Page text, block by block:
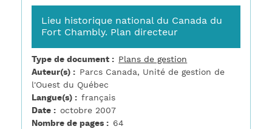
Lieu historique national du Canada du
Fort Chambly. Plan directeur
Type de document
Plans de gestion
Auteur(s)
Parcs Canada, Unité de gestion de
l'Ouest du Québec
Langue(s)
français
Date
octobre 2007
Nombre de pages
64